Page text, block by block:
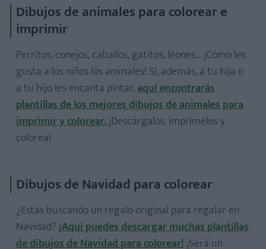
Dibujos de animales para colorear e
imprimir
Perritos, conejos, caballos, gatitos, leones… ¡Cómo les
gusta a los niños los animales! Si, además, a tu hija o
a tu hijo les encanta pintar,aquí encontrarás
plantillas de los mejores dibujos de animales para
imprimir y colorear.¡Descárgalos, imprímelos y
colorea!
Dibujos de Navidad para colorear
¿Estás buscando un regalo original para regalar en
Navidad? ¡Aquí puedes descargar muchas plantillas
de dibujos de Navidad para colorear!¡Será un